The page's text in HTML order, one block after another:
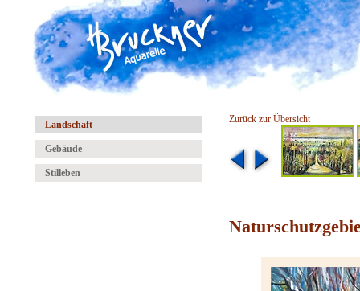
Landschaft
Gebäude
Stilleben
Zurück zur Übersicht